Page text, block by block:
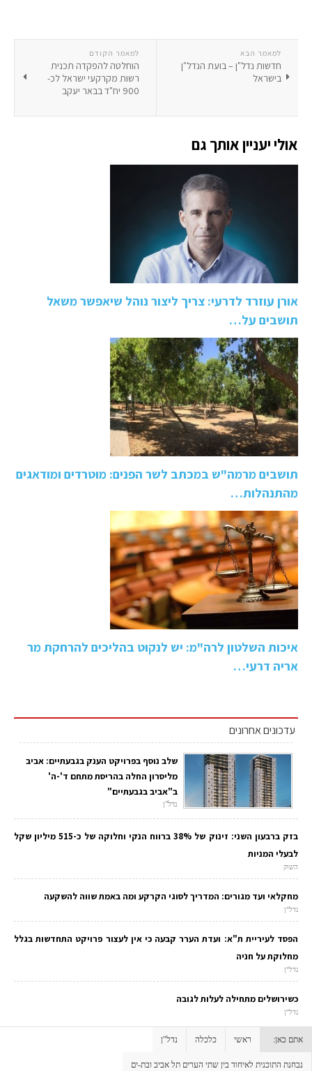
למאמר הקודם
הוחלטה להפקדה תכנית
רשות מקרקעי ישראל לכ-
900 יח"ד בבאר יעקב
למאמר הבא
חדשות נדל"ן – בועת הנדל"ן
בישראל
אולי יעניין אותך גם
אורן עוזרד לדרעי: צריך ליצור נוהל שיאפשר משאל
תושבים על…
תושבים מרמה"ש במכתב לשר הפנים: מוטרדים ומודאגים
מהתנהלות…
איכות השלטון לרה"מ: יש לנקוט בהליכים להרחקת מר
אריה דרעי…
עדכונים אחרונים
שלב נוסף בפרויקט הענק בגבעתיים: אביב
מליסרון החלה בהריסת מתחם ד'-ה'
ב"אביב בגבעתיים"
נדל"ן
בזק ברבעון השני: זינוק של 38% ברווח הנקי וחלוקה של כ-515 מיליון שקל
לבעלי המניות
השוק
מחקלאי ועד מגורים: המדריך לסוגי הקרקע ומה באמת שווה להשקעה
נדל"ן
הפסד לעיריית ת"א: ועדת הערר קבעה כי אין לעצור פרויקט התחדשות בגלל
מחלוקת על חניה
נדל"ן
כשירושלים מתחילה לעלות לגובה
נדל"ן
אתם כאן: ראשי כלכלה נדל"ן
נבחנת התוכנית לאיחוד בין שתי הערים תל אביב ובת-ים